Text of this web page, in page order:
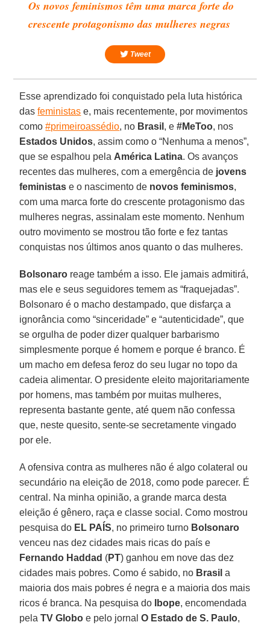
Os novos feminismos têm uma marca forte do
crescente protagonismo das mulheres negras
Tweet
Esse aprendizado foi conquistado pela luta histórica
dasfeministas e, mais recentemente, por movimentos
como#primeiroassédio, no Brasil , e#MeToo, nos
Estados Unidos, assim como o “Nenhuma a menos”,
que se espalhou pela América Latina. Os avanços
recentes das mulheres, com a emergência de jovens
feministas e o nascimento de novos feminismos,
com uma marca forte do crescente protagonismo das
mulheres negras, assinalam este momento. Nenhum
outro movimento se mostrou tão forte e fez tantas
conquistas nos últimos anos quanto o das mulheres.
Bolsonaro reage também a isso. Ele jamais admitirá,
mas ele e seus seguidores temem as “fraquejadas”.
Bolsonaro é o macho destampado, que disfarça a
ignorância como “sinceridade” e “autenticidade”, que
se orgulha de poder dizer qualquer barbarismo
simplesmente porque é homem e porque é branco. É
um macho em defesa feroz do seu lugar no topo da
cadeia alimentar. O presidente eleito majoritariamente
por homens, mas também por muitas mulheres,
representa bastante gente, até quem não confessa
que, neste quesito, sente-se secretamente vingado
por ele.
A ofensiva contra as mulheres não é algo colateral ou
secundário na eleição de 2018, como pode parecer. É
central. Na minha opinião, a grande marca desta
eleição é gênero, raça e classe social. Como mostrou
pesquisa do EL PAÍS, no primeiro turno Bolsonaro
venceu nas dez cidades mais ricas do país e
Fernando Haddad (PT) ganhou em nove das dez
cidades mais pobres. Como é sabido, no Brasil a
maioria dos mais pobres é negra e a maioria dos mais
ricos é branca. Na pesquisa do
Ibope, encomendada
pelaTV Globo e pelo jornalO Estado de S. Paulo,